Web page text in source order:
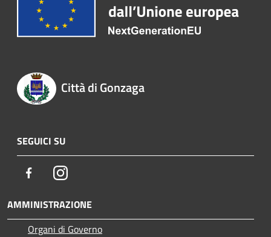
Città di Gonzaga
SEGUICI SU
FacebookInstagram
AMMINISTRAZIONE
Organi di Governo